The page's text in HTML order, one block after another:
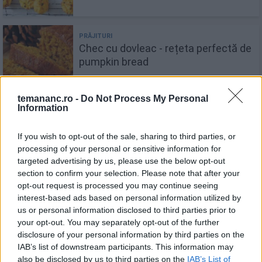
temananc.ro - Do Not Process My Personal
Information
If you wish to opt-out of the sale, sharing to third parties, or
processing of your personal or sensitive information for
targeted advertising by us, please use the below opt-out
section to confirm your selection. Please note that after your
opt-out request is processed you may continue seeing
interest-based ads based on personal information utilized by
us or personal information disclosed to third parties prior to
your opt-out. You may separately opt-out of the further
disclosure of your personal information by third parties on the
IAB’s list of downstream participants. This information may
also be disclosed by us to third parties on the IAB’s List of
Chec cu dovleac - rețeta perfectă de
pumpkin bread
Halloween
Ruladă de dovleac cu cremă de
brânză